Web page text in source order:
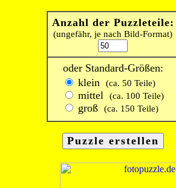
Anzahl der Puzzleteile:
(ungefähr, je nach Bild-Format)
oder Standard-Größen:
klein
(ca. 50 Teile)
mittel (ca. 100 Teile)
groß (ca. 150 Teile)